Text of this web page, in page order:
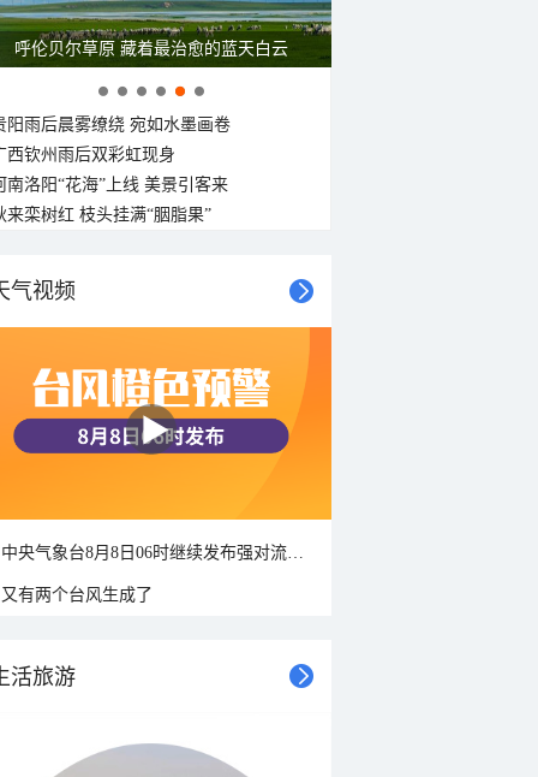
一组图感受水中消暑快乐瞬间
阳雨后晨雾缭绕 宛如水墨画卷
西钦州雨后双彩虹现身
南洛阳“花海”上线 美景引客来
来栾树红 枝头挂满“胭脂果”
气视频
又有两个台风生成了
活旅游